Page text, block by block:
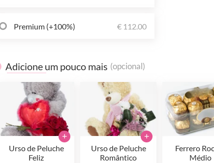
Premium (+100%) € 112.00
Adicione um pouco mais (opcional)
Urso de Peluche
Feliz
+
Urso de Peluche
Romântico
+
Ferrero
Médio